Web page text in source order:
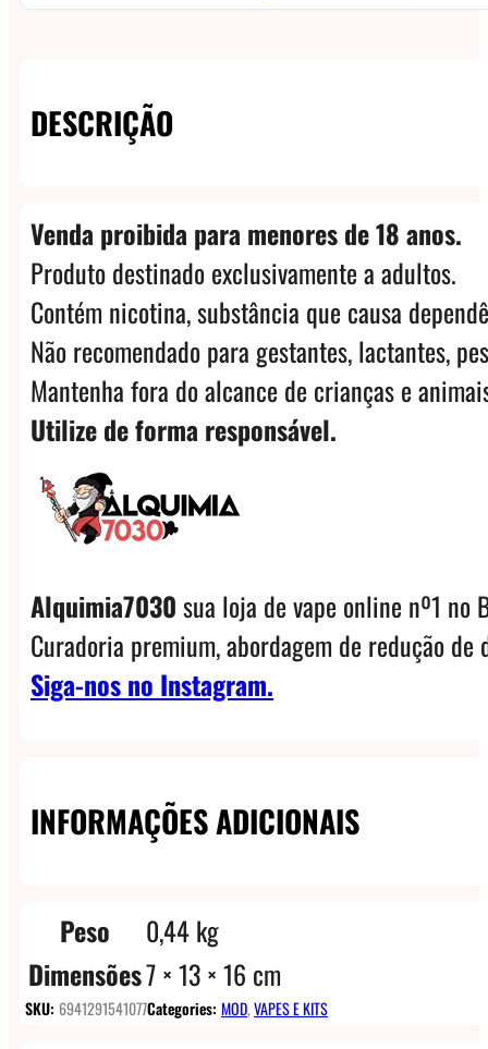
DESCRIÇÃO
Venda proibida para menores de 18 anos.
Produto destinado exclusivamente a adultos.
Contém nicotina, substância que causa
Não recomendado para gestantes, lactantes,
Mantenha fora do alcance de crianças e
Utilize de forma responsável.
Alquimia7030sua loja de vape online nº1 no
Curadoria premium, abordagem de redução
Siga-nos no Instagram.
INFORMAÇÕES ADICIONAIS
Peso
0,44 kg
Dimensões7 × 13 × 16 cm
SKU: 6941291541077Categories: MOD,VAPES E KITS